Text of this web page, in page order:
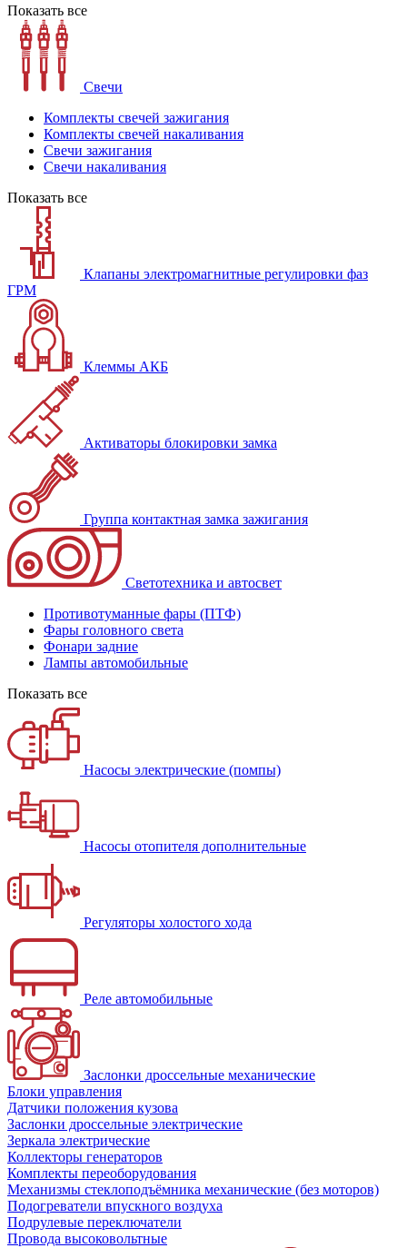
Показать все
Свечи
Комплекты свечей зажигания
Комплекты свечей накаливания
Свечи зажигания
Свечи накаливания
Показать все
Клапаны электромагнитные регулировки фаз
ГРМ
Клеммы АКБ
Активаторы блокировки замка
Группа контактная замка зажигания
Светотехника и автосвет
Противотуманные фары (ПТФ)
Фары головного света
Фонари задние
Лампы автомобильные
Показать все
Насосы электрические (помпы)
Насосы отопителя дополнительные
Регуляторы холостого хода
Реле автомобильные
Заслонки дроссельные механические
Блоки управления
Датчики положения кузова
Заслонки дроссельные электрические
Зеркала электрические
Коллекторы генераторов
Комплекты переоборудования
Механизмы стеклоподъёмника механические (без моторов)
Подогреватели впускного воздуха
Подрулевые переключатели
Провода высоковольтные